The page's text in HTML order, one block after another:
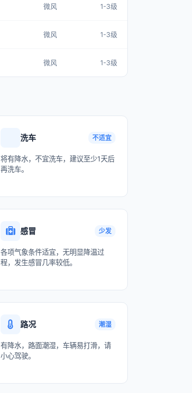
微风 1-3级
微风 1-3级
微风 1-3级
洗车 不适宜
将有降水，不宜洗车，建议至少1天后
再洗车。
感冒 少发
各项气象条件适宜，无明显降温过
程，发生感冒几率较低。
路况 潮湿
有降水，路面潮湿，车辆易打滑，请
小心驾驶。